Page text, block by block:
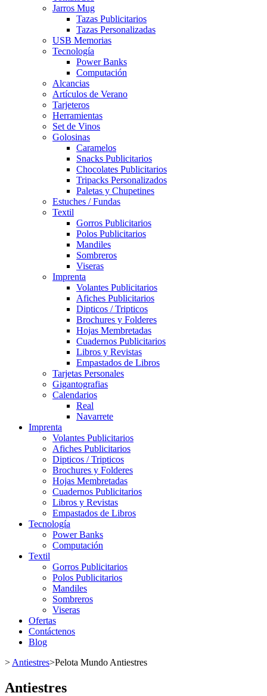
Jarros Mug
Tazas Publicitarios
Tazas Personalizadas
USB Memorias
Tecnología
Power Banks
Computación
Alcancias
Artículos de Verano
Tarjeteros
Herramientas
Set de Vinos
Golosinas
Caramelos
Snacks Publicitarios
Chocolates Publicitarios
Tripacks Personalizados
Paletas y Chupetines
Estuches / Fundas
Textil
Gorros Publicitarios
Polos Publicitarios
Mandiles
Sombreros
Viseras
Imprenta
Volantes Publicitarios
Afiches Publicitarios
Dipticos / Tripticos
Brochures y Folderes
Hojas Membretadas
Cuadernos Publicitarios
Libros y Revistas
Empastados de Libros
Tarjetas Personales
Gigantografias
Calendarios
Real
Navarrete
Imprenta
Volantes Publicitarios
Afiches Publicitarios
Dipticos / Tripticos
Brochures y Folderes
Hojas Membretadas
Cuadernos Publicitarios
Libros y Revistas
Empastados de Libros
Tecnología
Power Banks
Computación
Textil
Gorros Publicitarios
Polos Publicitarios
Mandiles
Sombreros
Viseras
Ofertas
Contáctenos
Blog
> Antiestres>Pelota Mundo Antiestres
Antiestres